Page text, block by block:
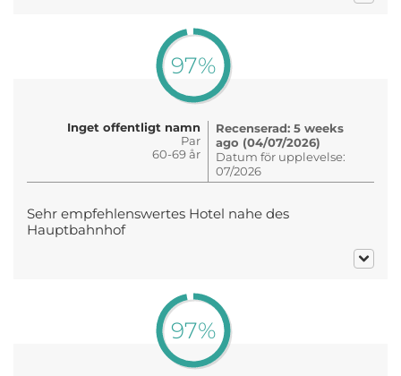
97%
Inget offentligt namn
Par
60-69 år
Recenserad: 5 weeks
ago (04/07/2026)
Datum för upplevelse:
07/2026
Sehr empfehlenswertes Hotel nahe des
Hauptbahnhof
97%